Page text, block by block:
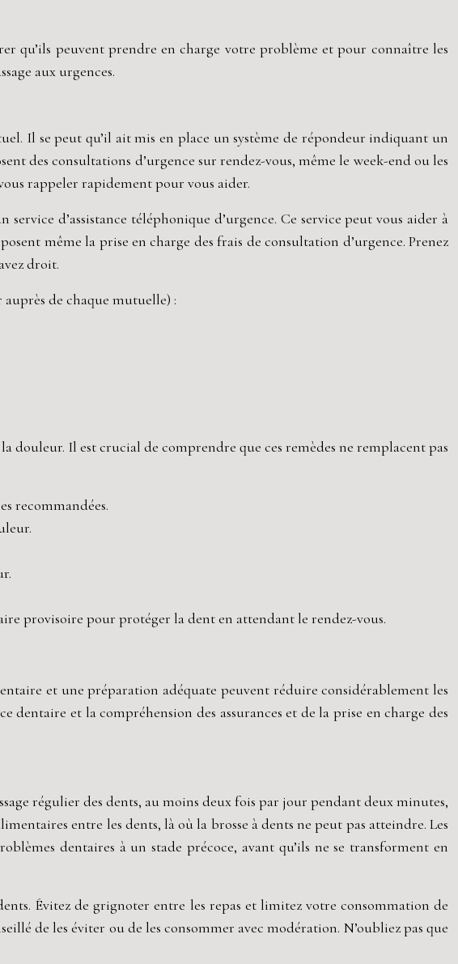
qu’ils peuvent prendre en charge votre problème et pour connaître les
aux urgences.
Il se peut qu’il ait mis en place un système de répondeur indiquant un
des consultations d’urgence sur rendez-vous, même le week-end ou les
rappeler rapidement pour vous aider.
d’assistance téléphonique d’urgence. Ce service peut vous aider à
même la prise en charge des frais de consultation d’urgence. Prenez
droit.
de chaque mutuelle) :
douleur. Il est crucial de comprendre que ces remèdes ne remplacent pas
recommandées.
provisoire pour protéger la dent en attendant le rendez-vous.
et une préparation adéquate peuvent réduire considérablement les
et la compréhension des assurances et de la prise en charge des
régulier des dents, au moins deux fois par jour pendant deux minutes,
entre les dents, là où la brosse à dents ne peut pas atteindre. Les
dentaires à un stade précoce, avant qu’ils ne se transforment en
Évitez de grignoter entre les repas et limitez votre consommation de
de les éviter ou de les consommer avec modération. N’oubliez pas que